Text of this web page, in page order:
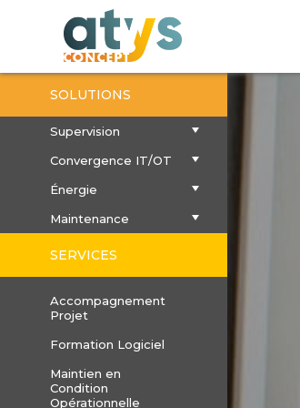
SOLUTIONS
Supervision
Convergence IT/OT
Énergie
Maintenance
SERVICES
Accompagnement
Projet
Formation Logiciel
Maintien en
Condition
Opérationnelle